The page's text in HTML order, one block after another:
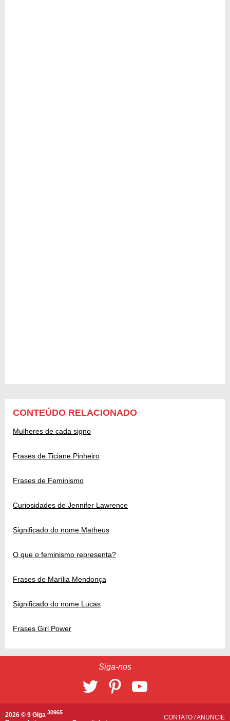
CONTEÚDO RELACIONADO
Mulheres de cada signo
Frases de Ticiane Pinheiro
Frases de Feminismo
Curiosidades de Jennifer Lawrence
Significado do nome Matheus
O que o feminismo representa?
Frases de Marília Mendonça
Significado do nome Lucas
Frases Girl Power
Siga-nos
2026 © 9 Giga 30965
CONTATO /ANUNCIE